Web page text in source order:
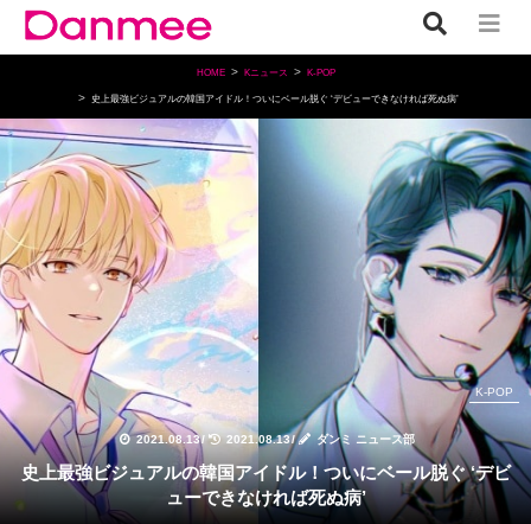
HOME Kニュース K-POP
史上最強ビジュアルの韓国アイドル！ついにベール脱ぐ ‘デビューできなければ死ぬ病’
2021.08.13/ 2021.08.13/ ダンミ ニュース部
K-POP
史上最強ビジュアルの韓国アイドル！ついにベール脱ぐ ‘デビ
ューできなければ死ぬ病’